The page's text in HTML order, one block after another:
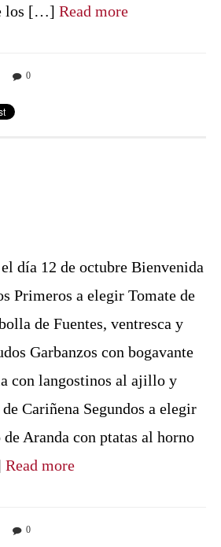
los […] Read more
0
día 12 de octubre Bienvenida
Primeros a elegir Tomate de
de Fuentes, ventresca y
Garbanzos con bogavante
con langostinos al ajillo y
Cariñena Segundos a elegir
Aranda con ptatas al horno
Read more
0